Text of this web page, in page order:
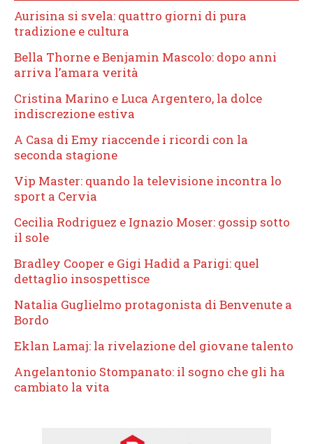
Aurisina si svela: quattro giorni di pura
tradizione e cultura
Bella Thorne e Benjamin Mascolo: dopo anni
arriva l’amara verità
Cristina Marino e Luca Argentero, la dolce
indiscrezione estiva
A Casa di Emy riaccende i ricordi con la
seconda stagione
Vip Master: quando la televisione incontra lo
sport a Cervia
Cecilia Rodriguez e Ignazio Moser: gossip sotto
il sole
Bradley Cooper e Gigi Hadid a Parigi: quel
dettaglio insospettisce
Natalia Guglielmo protagonista di Benvenute a
Bordo
Eklan Lamaj: la rivelazione del giovane talento
Angelantonio Stompanato: il sogno che gli ha
cambiato la vita